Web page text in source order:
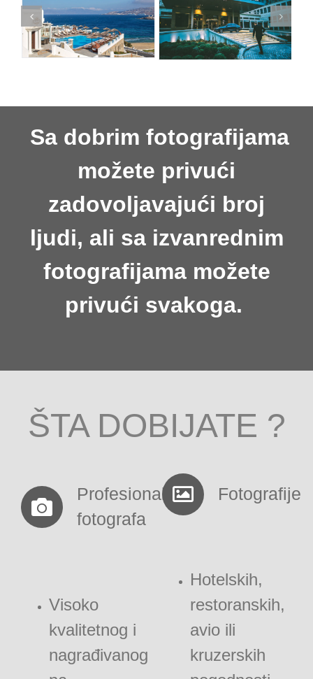
Sa dobrim fotografijama
možete privući
zadovoljavajući broj
ljudi, ali sa izvanrednim
fotografijama možete
privući svakoga.
ŠTA DOBIJATE ?
Profesionalnog
fotografa
Visoko
kvalitetnog i
nagrađivanog
Fotografije
Hotelskih,
restoranskih,
avio ili
kruzerskih